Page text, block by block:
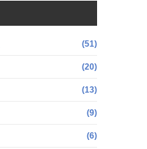
(51)
(20)
(13)
(9)
(6)